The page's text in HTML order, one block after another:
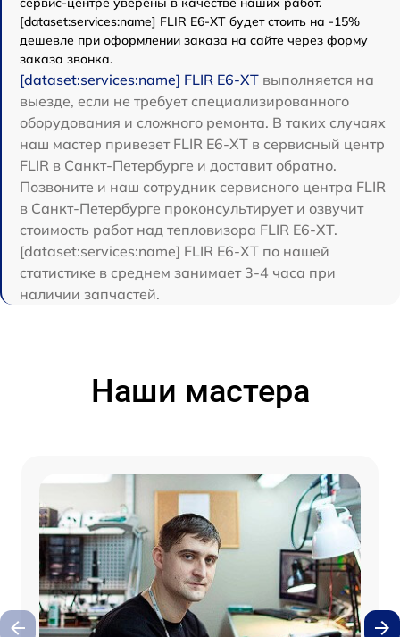
[dataset:services:name] FLIR E6-XT будет стоить на -15%
дешевле при оформлении заказа на сайте через форму
заказа звонка.
[dataset:services:name] FLIR E6-XT выполняется на
выезде, если не требует специализированного
оборудования и сложного ремонта. В таких случаях
наш мастер привезет FLIR E6-XT в сервисный центр
FLIR в Санкт-Петербурге и доставит обратно.
Позвоните и наш сотрудник сервисного центра FLIR
в Санкт-Петербурге проконсультирует и озвучит
стоимость работ над тепловизора FLIR E6-XT.
[dataset:services:name] FLIR E6-XT по нашей
статистике в среднем занимает 3-4 часа при
наличии запчастей.
Наши мастера